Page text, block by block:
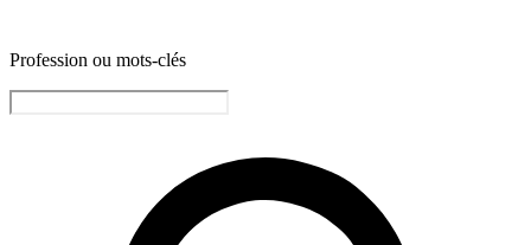
Profession ou mots-clés